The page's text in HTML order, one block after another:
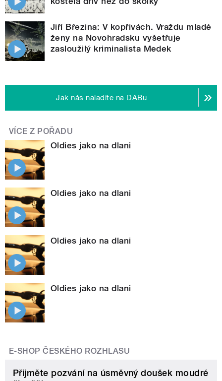
Jiří Březina: V kopřivách. Vraždu mladé
ženy na Novohradsku vyšetřuje
zasloužilý kriminalista Medek
Jak nás naladíte na DABu
VÍCE Z POŘADU
Oldies jako na dlani
Oldies jako na dlani
Oldies jako na dlani
Oldies jako na dlani
E-SHOP ČESKÉHO ROZHLASU
Přijměte pozvání na úsměvný doušek moudré